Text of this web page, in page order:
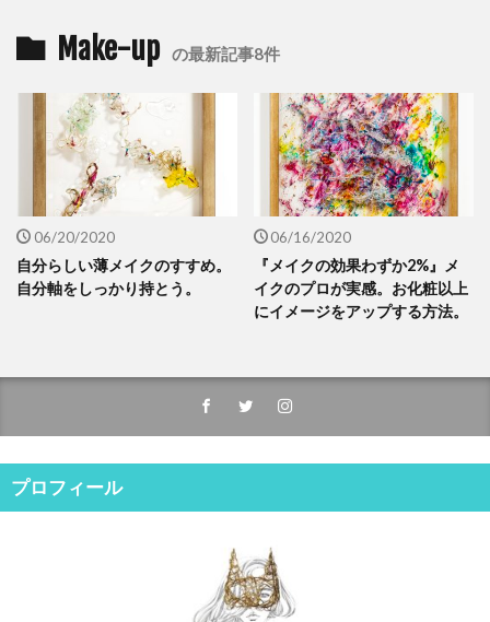
Make-up の最新記事8件
06/20/2020
自分らしい薄メイクのすすめ。
自分軸をしっかり持とう。
06/16/2020
『メイクの効果わずか2%』メ
イクのプロが実感。お化粧以上
にイメージをアップする方法。
プロフィール